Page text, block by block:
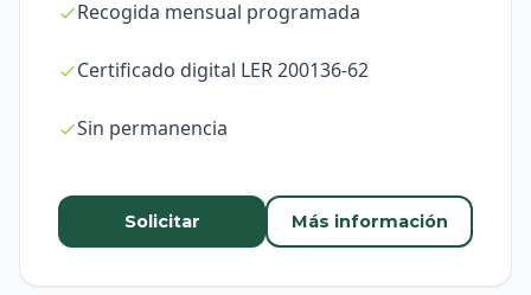
Recogida mensual programada
Certificado digital LER 200136-62
Sin permanencia
Solicitar Más información